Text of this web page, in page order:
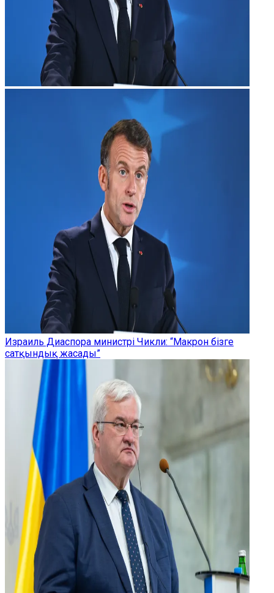
Израиль Диаспора министрі Чикли: “Макрон бізге
сатқындық жасады”